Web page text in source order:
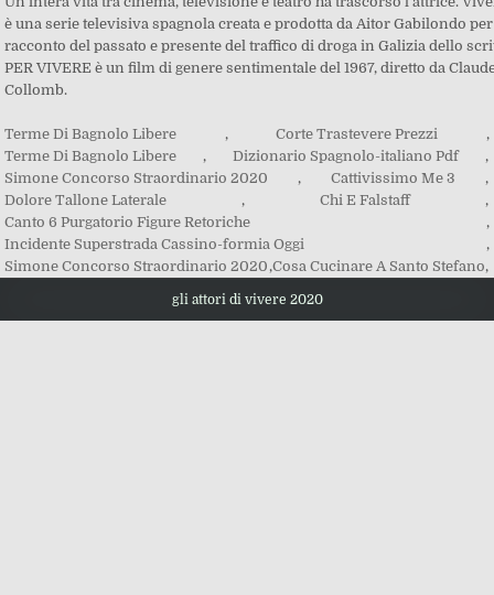
Terme Di Bagnolo Libere , Corte Trastevere Prezzi
,
Terme Di Bagnolo Libere
, Dizionario Spagnolo-italiano Pdf
,
Simone Concorso Straordinario 2020
, Cattivissimo Me 3
,
Dolore Tallone Laterale
, Chi E Falstaff
,
Canto 6 Purgatorio Figure Retoriche
,
Incidente Superstrada Cassino-formia Oggi
,
Simone Concorso Straordinario 2020 ,Cosa Cucinare A Santo Stefano,
gli attori di vivere 2020